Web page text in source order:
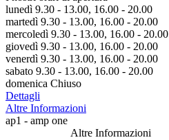
lunedì 9.30 - 13.00, 16.00 - 20.00
martedì 9.30 - 13.00, 16.00 - 20.00
mercoledì 9.30 - 13.00, 16.00 - 20.00
giovedì 9.30 - 13.00, 16.00 - 20.00
venerdì 9.30 - 13.00, 16.00 - 20.00
sabato 9.30 - 13.00, 16.00 - 20.00
domenica Chiuso
Dettagli
Altre Informazioni
ap1 - amp one
Altre Informazioni